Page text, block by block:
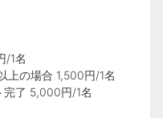
/1名
上の場合 1,500円/1名
了 5,000円/1名